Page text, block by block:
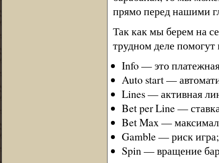
прямо перед нашими
Так как мы берем на
трудном деле помогут
Info — это
Auto start —
Lines — активная
Bet per Line —
Bet Max —
Gamble — риск игра;
Spin — вращение